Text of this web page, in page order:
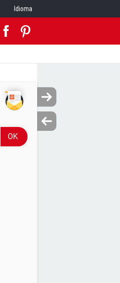
Idioma